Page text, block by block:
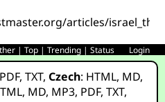
articles/
|Top |Trending |Status Login
PDF,TXT,Czech: HTML, MD,
, MD, MP3, PDF,TXT,